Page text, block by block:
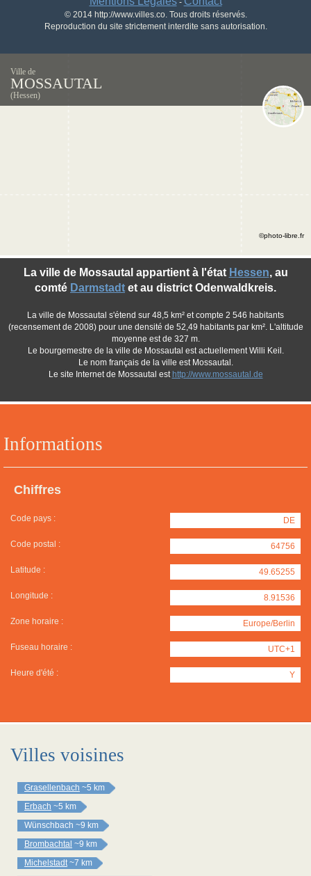
-
© 2014 http://www.villes.co. Tous droits réservés.
Reproduction du site strictement interdite sans autorisation.
Ville de
MOSSAUTAL
(Hessen)
Informations
Chiffres
Code pays : DE
Code postal : 64756
Latitude : 49.65255
Longitude : 8.91536
Zone horaire : Europe/Berlin
Fuseau horaire : UTC+1
Heure d'été : Y
La ville de Mossautal appartient à l'état Hessen, au
comté Darmstadt et au district Odenwaldkreis.
La ville de Mossautal s'étend sur 48,5 km² et compte 2 546 habitants
(recensement de 2008) pour une densité de 52,49 habitants par km². L'altitude
moyenne est de 327 m.
Le bourgemestre de la ville de Mossautal est actuellement Willi Keil.
Le nom français de la ville est Mossautal.
Le site Internet de Mossautal est http://www.mossautal.de
©photo-libre.fr
Villes voisines
Grasellenbach ~5 km
Erbach ~5 km
Wünschbach ~9 km
Brombachtal ~9 km
Michelstadt ~7 km